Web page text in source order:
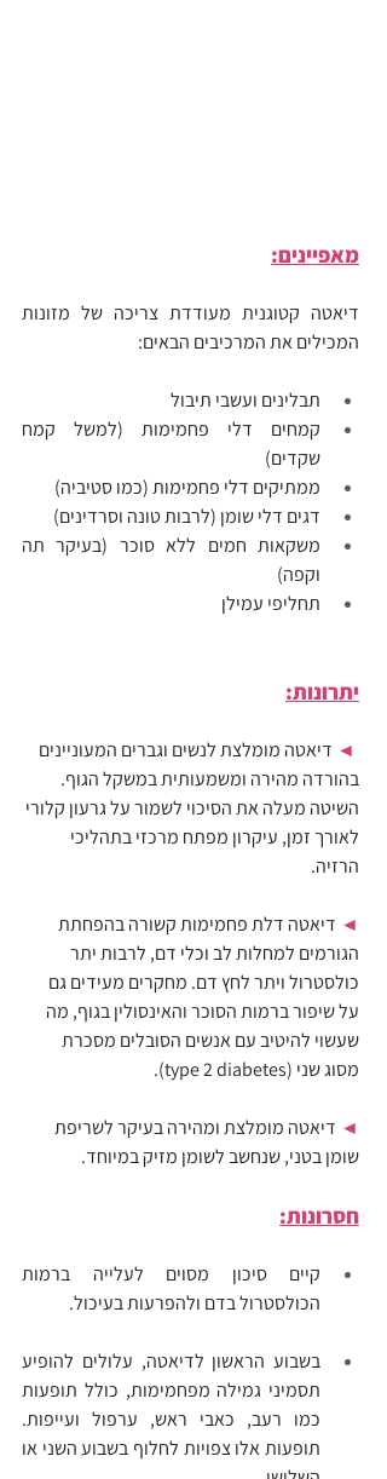
מאפיינים:
המכילים את המרכיבים הבאים:
תבלינים ועשבי תיבול
שקדים)
ממתיקים דלי פחמימות (כמו סטיביה)
דגים דלי שומן (לרבות טונה וסרדינים)
וקפה)
תחליפי עמילן
יתרונות:
דיאטה מומלצת לנשים וגברים המעוניינים
בהורדה מהירה ומשמעותית במשקל הגוף.
השיטה מעלה את הסיכוי לשמור על גרעון קלורי
לאורך זמן, עיקרון מפתח מרכזי בתהליכי
הרזיה.
◄ דיאטה דלת פחמימות קשורה בהפחתת
הגורמים למחלות לב וכלי דם, לרבות יתר
כולסטרול ויתר לחץ דם. מחקרים מעידים גם
על שיפור ברמות הסוכר והאינסולין בגוף, מה
שעשוי להיטיב עם אנשים הסובלים מסכרת
מסוג שני (type 2 diabetes).
◄ דיאטה מומלצת ומהירה בעיקר לשריפת
שומן בטני, שנחשב לשומן מזיק במיוחד.
חסרונות:
הכולסטרול בדם ולהפרעות בעיכול.